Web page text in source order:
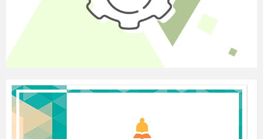
зображено помаранчево-рожевого звіра. У
нього великі вуха й грива, тулуб
прикрашають червоні яблука, на лобі,
переніссі й щоках — ластовиння. Круглі
очі дивляться допитливо. Рожеві лапи, що
закінчуються кігтями, обережно
торкаються землі, на хвості —
кулеподібний пензлик. Жовтогаряче тло
створює враження, ніби картину наповнює